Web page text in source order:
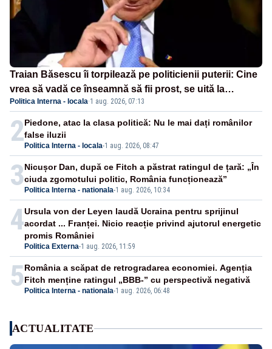
Traian Băsescu îi torpilează pe politicienii puterii: Cine
vrea să vadă ce înseamnă să fii prost, se uită la
România
Politica Interna - locala·1 aug. 2026, 07:13
2 Politica Interna - locala-1 aug. 2026, 08:47
Piedone, atac la clasa politică: Nu le mai dați românilor
false iluzii
3 Politica Interna - nationala-1 aug. 2026, 10:34
Nicușor Dan, după ce Fitch a păstrat ratingul de țară: „În
ciuda zgomotului politic, România funcționează”
4
Politica Externa-1 aug. 2026, 11:59
Ursula von der Leyen laudă Ucraina pentru sprijinul
acordat ... Franței. Nicio reacție privind ajutorul energetic
promis României
5 Politica Interna - nationala-1 aug. 2026, 06:48
România a scăpat de retrogradarea economiei. Agenția
Fitch menține ratingul „BBB-” cu perspectivă negativă
ACTUALITATE